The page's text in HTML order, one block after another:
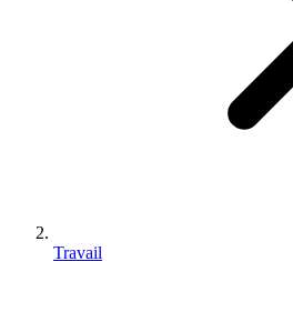
Travail